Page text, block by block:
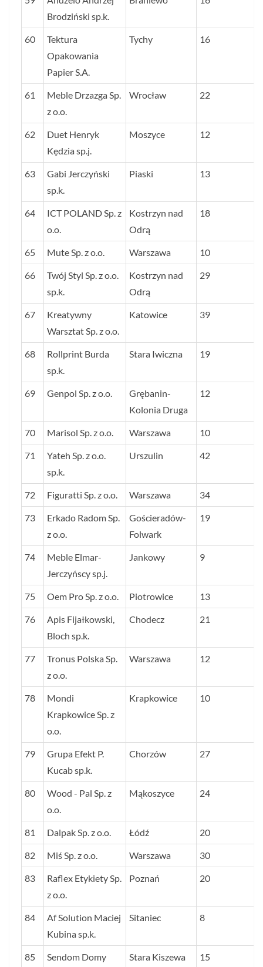
Brodziński sp.k.
60
Tektura
Opakowania
Papier S.A.
Tychy 16
61
Meble Drzazga Sp.
z o.o.
Wrocław 22
62
Duet Henryk
Kędzia sp.j.
Moszyce 12
63
Gabi Jerczyński
sp.k.
Piaski 13
64
ICT POLAND Sp. z
o.o.
Kostrzyn nad
Odrą
18
65 Mute Sp. z o.o. Warszawa 10
66
Twój Styl Sp. z o.o.
sp.k.
Kostrzyn nad
Odrą
29
67
Kreatywny
Warsztat Sp. z o.o.
Katowice 39
68
Rollprint Burda
sp.k.
Stara Iwiczna 19
69 Genpol Sp. z o.o.
Grębanin-
Kolonia Druga
12
70 Marisol Sp. z o.o. Warszawa 10
71
Yateh Sp. z o.o.
sp.k.
Urszulin 42
72 Figuratti Sp. z o.o. Warszawa 34
73
Erkado Radom Sp.
z o.o.
Gościeradów-
Folwark
19
74
Meble Elmar-
Jerczyńscy sp.j.
Jankowy 9
75 Oem Pro Sp. z o.o. Piotrowice 13
76
Apis Fijałkowski,
Bloch sp.k.
Chodecz 21
77
Tronus Polska Sp.
z o.o.
Warszawa 12
78
Mondi
Krapkowice Sp. z
o.o.
Krapkowice 10
79
Grupa Efekt P.
Kucab sp.k.
Chorzów 27
80
Wood - Pal Sp. z
o.o.
Mąkoszyce 24
81 Dalpak Sp. z o.o. Łódź 20
82 Miś Sp. z o.o. Warszawa 30
83
Raflex Etykiety Sp.
z o.o.
Poznań 20
84
Af Solution Maciej
Kubina sp.k.
Sitaniec 8
85
Sendom Domy
Stara Kiszewa 15